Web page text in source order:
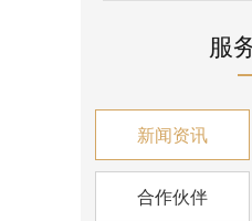
服
新闻资讯
合作伙伴